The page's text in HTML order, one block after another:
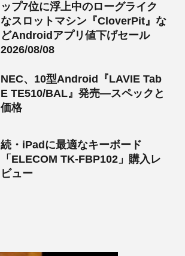
ップ7位に浮上中のローグライク
なスロットマシン『CloverPit』な
どAndroidアプリ値下げセール
2026/08/08
NEC、10型Android『LAVIE Tab
E TE510/BAL』発売―スペックと
価格
続・iPadに最適なキーボード
「ELECOM TK-FBP102」購入レ
ビュー